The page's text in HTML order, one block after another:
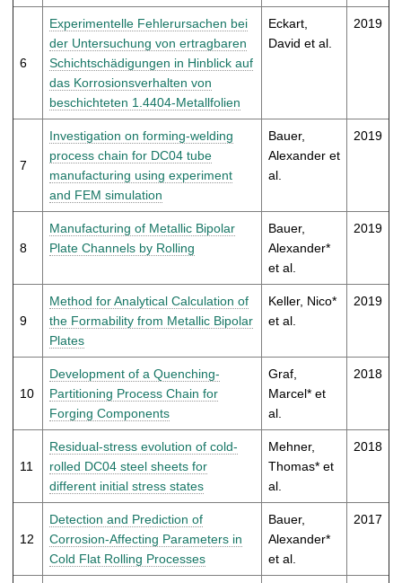
6
Experimentelle Fehlerursachen bei
der Untersuchung von ertragbaren
Schichtschädigungen in Hinblick auf
das Korrosionsverhalten von
beschichteten 1.4404-Metallfolien
Eckart,
David et al.
2019
7
Investigation on forming-welding
process chain for DC04 tube
manufacturing using experiment
and FEM simulation
Bauer,
Alexander et
al.
2019
8
Manufacturing of Metallic Bipolar
Plate Channels by Rolling
Bauer,
Alexander*
et al.
2019
9
Method for Analytical Calculation of
the Formability from Metallic Bipolar
Plates
Keller, Nico*
et al.
2019
10
Development of a Quenching-
Partitioning Process Chain for
Forging Components
Graf,
Marcel* et
al.
2018
11
Residual-stress evolution of cold-
rolled DC04 steel sheets for
different initial stress states
Mehner,
Thomas* et
al.
2018
12
Detection and Prediction of
Corrosion-Affecting Parameters in
Cold Flat Rolling Processes
Bauer,
Alexander*
et al.
2017